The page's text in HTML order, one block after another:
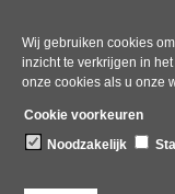
Wij gebruiken cookies
inzicht te verkrijgen in
onze cookies als u onze
Cookie voorkeuren
Noodzakelijk
Deel deze pagina